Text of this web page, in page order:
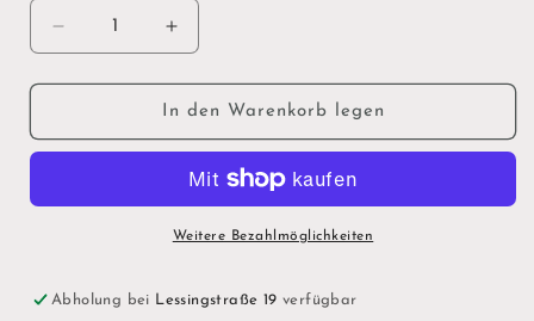
Verringere
die
Menge
&quot;Fußball&quot;
mit
Erhöhe
die
Menge
für
&quot;Fußball&quot;
Radiergummi
mit
Duft
In den Warenkorb legen
Weitere Bezahlmöglichkeiten
Abholung bei Lessingstraße 19 verfügbar